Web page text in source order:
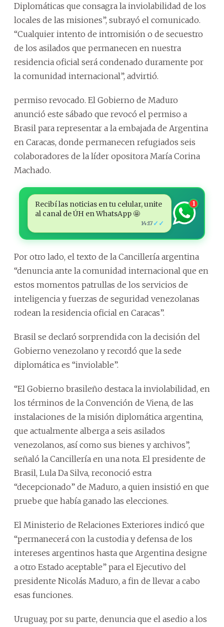
Diplomáticas que consagra la inviolabilidad de los
locales de las misiones”, subrayó el comunicado.
“Cualquier intento de intromisión o de secuestro
de los asilados que permanecen en nuestra
residencia oficial será condenado duramente por
la comunidad internacional”, advirtió.
permiso revocado. El Gobierno de Maduro
anunció este sábado que revocó el permiso a
Brasil para representar a la embajada de Argentina
en Caracas, donde permanecen refugiados seis
colaboradores de la líder opositora María Corina
Machado.
Recibí las noticias en tu celular, unite
al canal de ÚH en WhatsApp 🤩
14:17 ✓✓
1
Por otro lado, el texto de la Cancillería argentina
“denuncia ante la comunidad internacional que en
estos momentos patrullas de los servicios de
inteligencia y fuerzas de seguridad venezolanas
rodean la residencia oficial en Caracas”.
Brasil se declaró sorprendida con la decisión del
Gobierno venezolano y recordó que la sede
diplomática es “inviolable”.
“El Gobierno brasileño destaca la inviolabilidad, en
los términos de la Convención de Viena, de las
instalaciones de la misión diplomática argentina,
que actualmente alberga a seis asilados
venezolanos, así como sus bienes y archivos”,
señaló la Cancillería en una nota. El presidente de
Brasil, Lula Da Silva, reconoció estra
“decepcionado” de Maduro, a quien insistió en que
pruebe que había ganado las elecciones.
El Ministerio de Relaciones Exteriores indicó que
“permanecerá con la custodia y defensa de los
intereses argentinos hasta que Argentina designe
a otro Estado aceptable” para el Ejecutivo del
presidente Nicolás Maduro, a fin de llevar a cabo
esas funciones.
Uruguay, por su parte, denuncia que el asedio a los